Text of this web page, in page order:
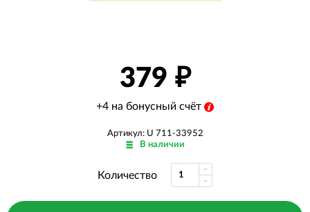
379
+4 на бонусный счёт
Артикул: U 711-33952
В наличии
Количество